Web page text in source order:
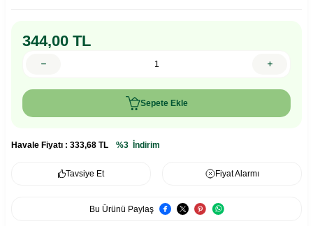
344,00 TL
Sepete Ekle
Havale Fiyatı : 333,68 TL %3 İndirim
Tavsiye Et Fiyat Alarmı
Bu Ürünü Paylaş